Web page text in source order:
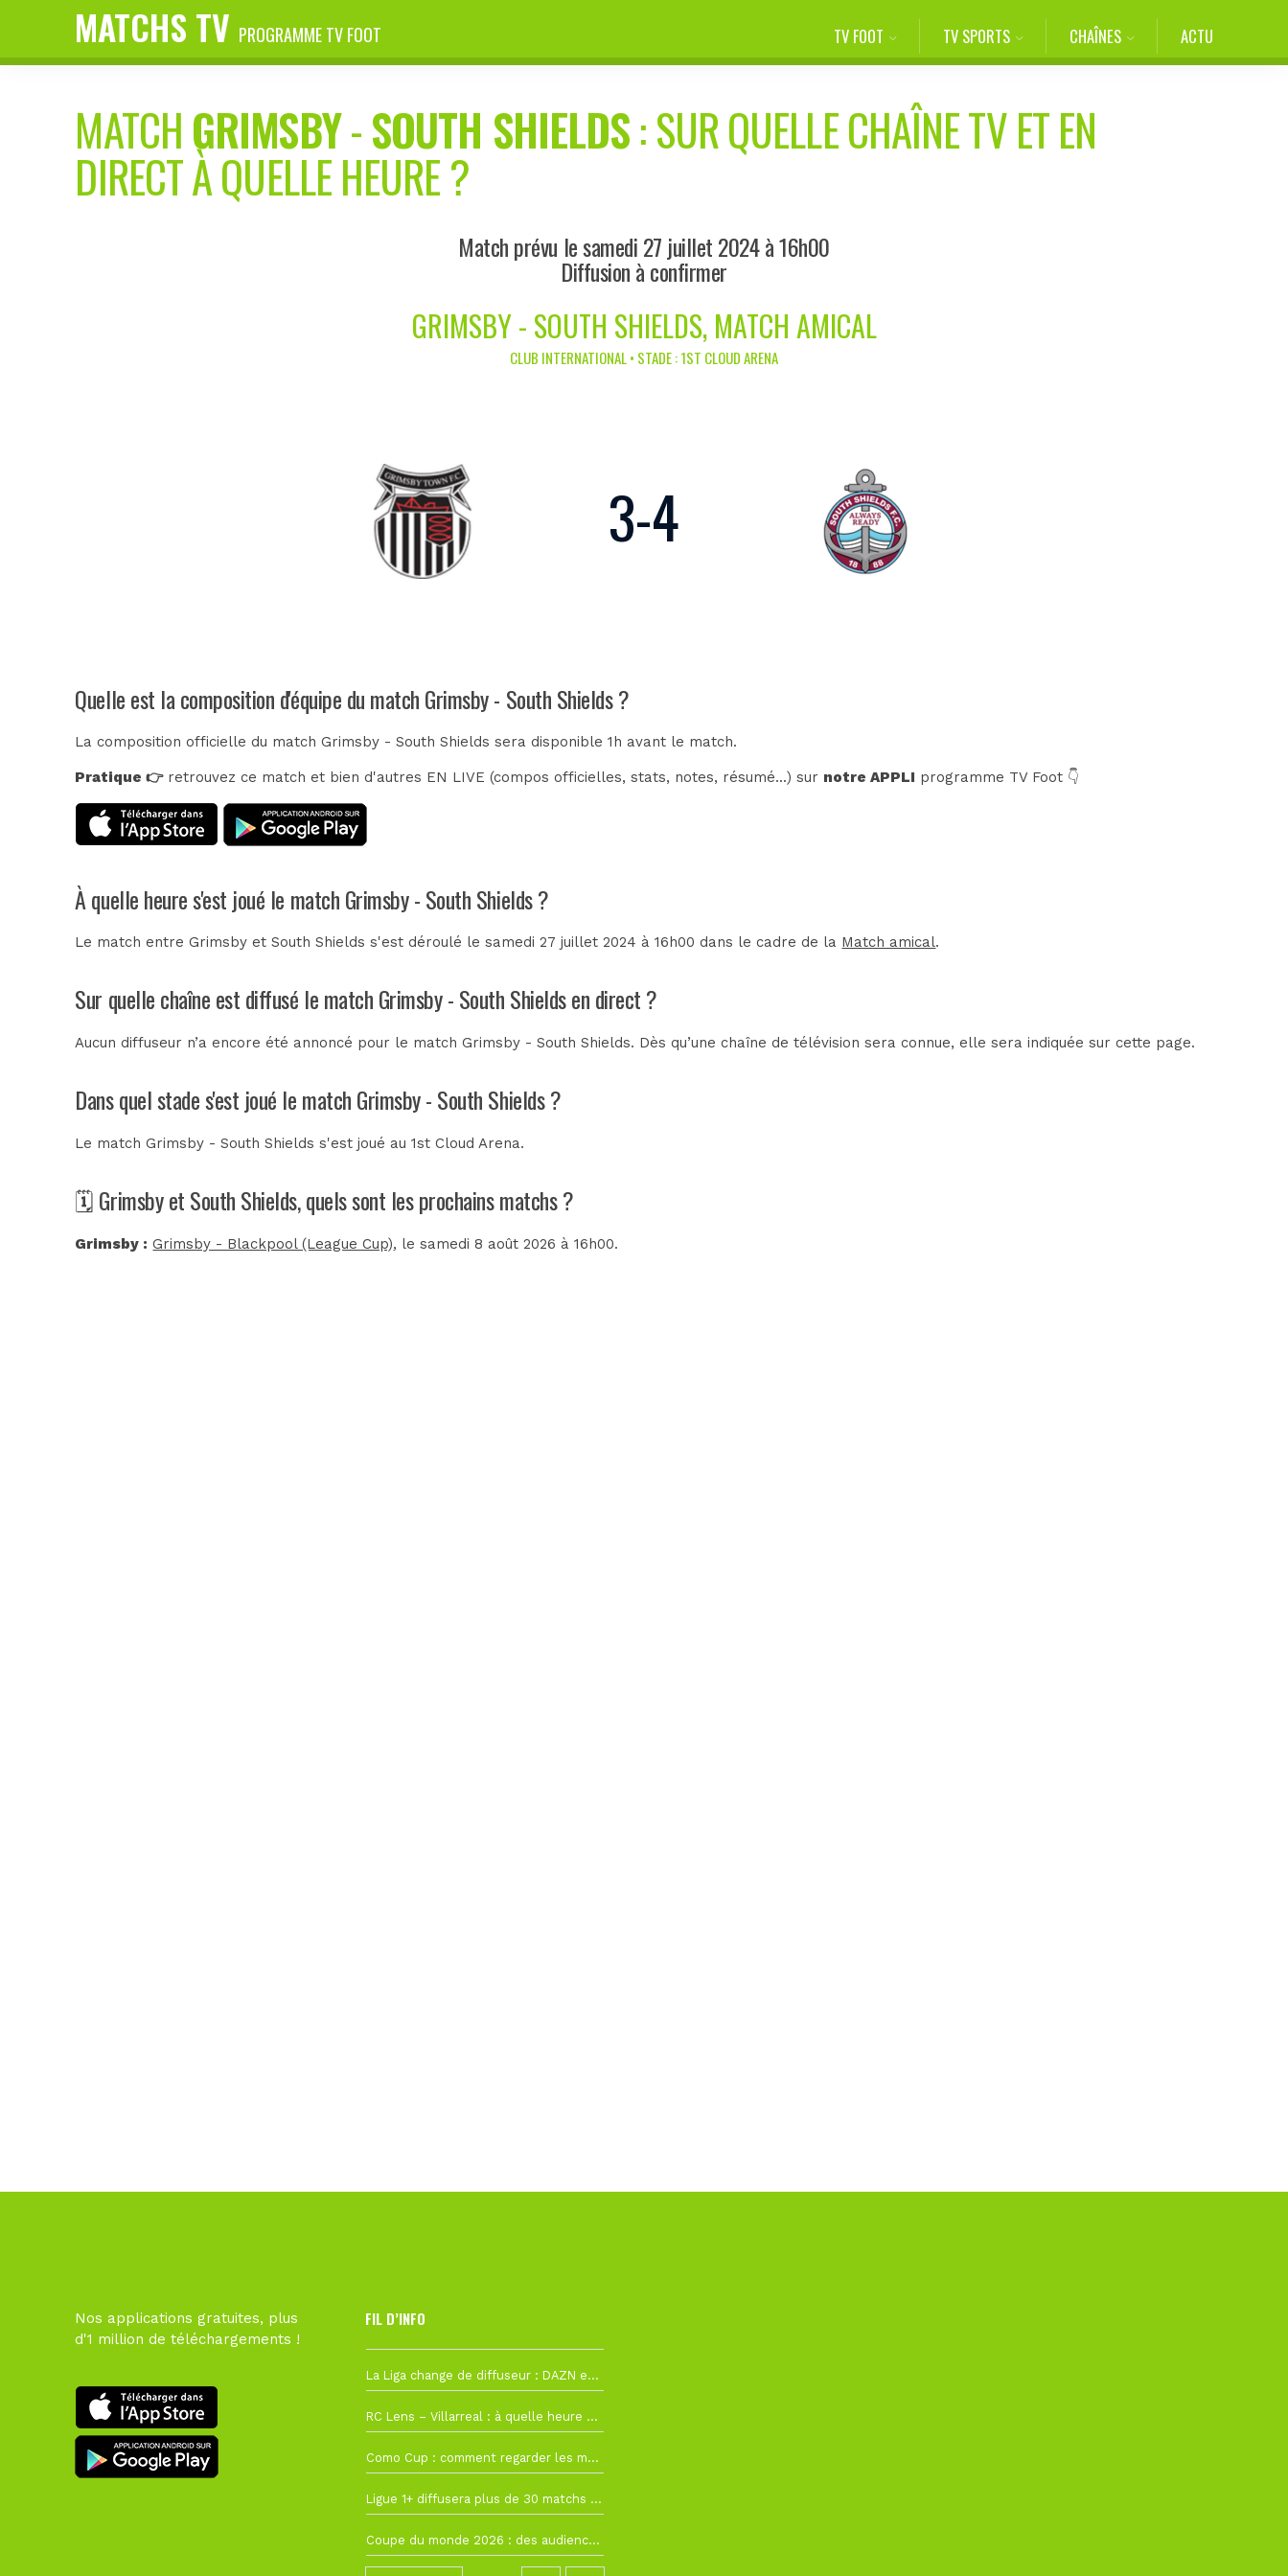
MATCHS TV PROGRAMME TV FOOT TV FOOT TV SPORTS CHAÎNES ACTU
MATCHGRIMSBY-SOUTH SHIELDS: SUR QUELLE CHAÎNE TV ET EN
DIRECT À QUELLE HEURE ?
Match prévu le samedi 27 juillet 2024 à 16h00
Diffusion à confirmer
GRIMSBY - SOUTH SHIELDS, MATCH AMICAL
CLUB INTERNATIONAL • STADE : 1ST CLOUD ARENA
3-4
Quelle est la composition d'équipe du match Grimsby - South Shields ?
La composition officielle du match Grimsby - South Shields sera disponible 1h avant le match.
Pratique 👉retrouvez ce match et bien d'autres EN LIVE (compos officielles, stats, notes, résumé...) sur notre APPLI programme TV Foot 👇
À quelle heure s'est joué le match Grimsby - South Shields ?
Le match entre Grimsby et South Shields s'est déroulé le samedi 27 juillet 2024 à 16h00 dans le cadre de la Match amical.
Sur quelle chaîne est diffusé le match Grimsby - South Shields en direct ?
Aucun diffuseur n’a encore été annoncé pour le match Grimsby - South Shields. Dès qu’une chaîne de télévision sera connue, elle sera indiquée sur cette page.
Dans quel stade s'est joué le match Grimsby - South Shields ?
Le match Grimsby - South Shields s'est joué au1st Cloud Arena.
🗓️ Grimsby et South Shields, quels sont les prochains matchs ?
Grimsby : Grimsby - Blackpool (League Cup), le samedi 8 août 2026 à 16h00.
Nos applications gratuites, plus
d'1 million de téléchargements !
FIL D’INFO
La Liga change de diffuseur : DAZN et Disney+ remplacent beIN Sports !
RC Lens – Villarreal : à quelle heure et sur quelle chaîne voir la finale de la Como Cup ?
Como Cup : comment regarder les matchs du RC Lens en direct ?
Ligue 1+ diffusera plus de 30 matchs amicaux avant la reprise de la Ligue 1
Coupe du monde 2026 : des audiences record, mais M6 devrait perdre très gros !